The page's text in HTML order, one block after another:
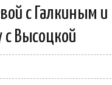
с Галкиным и
с Высоцкой